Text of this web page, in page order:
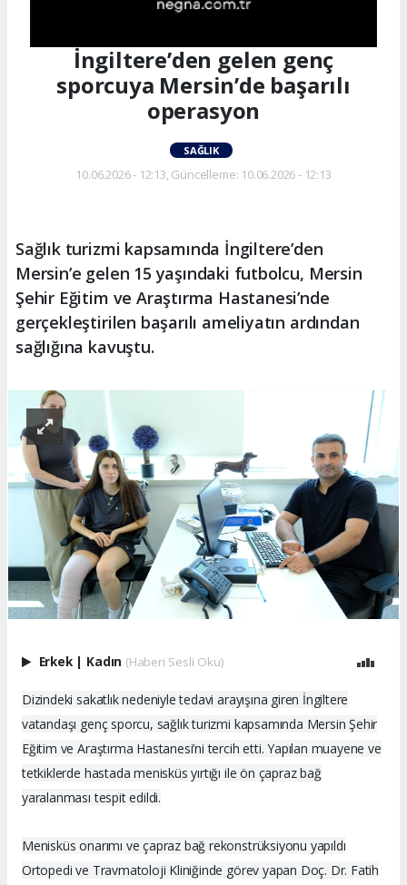
İngiltere’den gelen genç
sporcuya Mersin’de başarılı
operasyon
SAĞLIK
10.06.2026 - 12:13, Güncelleme: 10.06.2026 - 12:13
Sağlık turizmi kapsamında İngiltere’den
Mersin’e gelen 15 yaşındaki futbolcu, Mersin
Şehir Eğitim ve Araştırma Hastanesi’nde
gerçekleştirilen başarılı ameliyatın ardından
sağlığına kavuştu.
Erkek Kadın (Haberi Sesli Oku)
Dizindeki sakatlık nedeniyle tedavi arayışına giren İngiltere
vatandaşı genç sporcu, sağlık turizmi kapsamında Mersin Şehir
Eğitim ve Araştırma Hastanesi’ni tercih etti. Yapılan muayene ve
tetkiklerde hastada menisküs yırtığı ile ön çapraz bağ
yaralanması tespit edildi.
Menisküs onarımı ve çapraz bağ rekonstrüksiyonu yapıldı
Ortopedi ve Travmatoloji Kliniğinde görev yapan Doç. Dr. Fatih